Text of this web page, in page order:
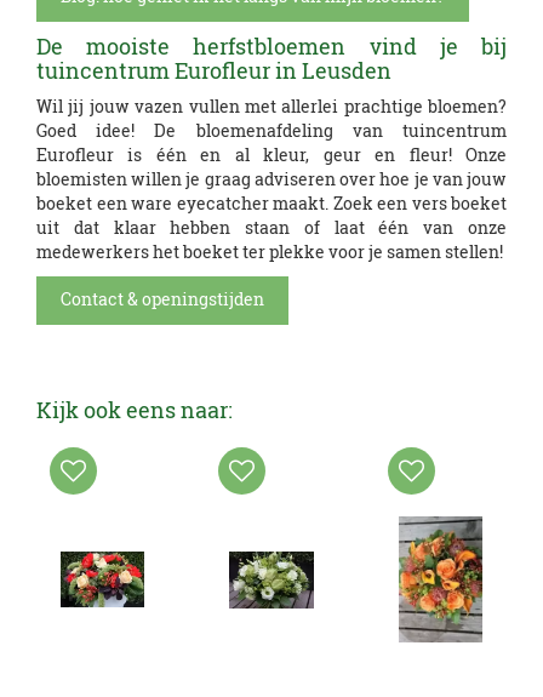
De mooiste herfstbloemen vind je bij
tuincentrum Eurofleur in Leusden
Wil jij jouw vazen vullen met allerlei prachtige bloemen?
Goed idee! De bloemenafdeling van tuincentrum
Eurofleur is één en al kleur, geur en fleur! Onze
bloemisten willen je graag adviseren over hoe je van jouw
boeket een ware eyecatcher maakt. Zoek een vers boeket
uit dat klaar hebben staan of laat één van onze
medewerkers het boeket ter plekke voor je samen stellen!
Contact & openingstijden
Kijk ook eens naar: